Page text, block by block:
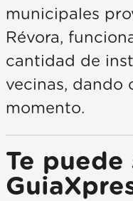
municipales
Révora,
cantidad de
vecinas, dando
momento.
Te puede